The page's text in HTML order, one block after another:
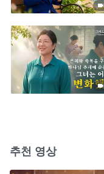
추천 영상